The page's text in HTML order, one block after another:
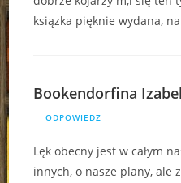
ksiązka pięknie wydana,
Bookendorfina
ODPOWIEDZ
Lęk obecny jest w całym
innych, o nasze plany, ale